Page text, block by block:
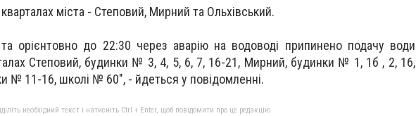
міста - Степовий, Мирний та Ольхівський.
орієнтовно до 22:30 через аварію на водоводі припинено подачу води
Степовий, будинки № 3, 4, 5, 6, 7, 16-21, Мирний, будинки № 1, 1б , 2, 16,
№ 11-16, школі № 60", - йдеться у повідомленні.
необхідний текст і натисніть Ctrl + Enter, щоб повідомити про це редакцію